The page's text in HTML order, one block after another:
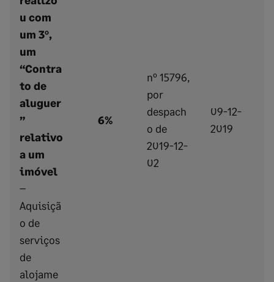
u com
um 3º,
um
“Contra
to de
aluguer
”
relativo
a um
imóvel
–
Aquisiçã
o de
serviços
de
alojame
6%
nº 15796,
por
despach
o de
2019-12-
02
09-12-
2019